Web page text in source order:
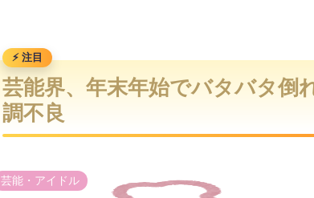
芸能界、年末年始でバタバタ
調不良
芸能・アイドル